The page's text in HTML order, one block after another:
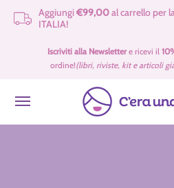
Passa al contenuto principale
Aggiungi€99,00al carrello per
ITALIA!
Idee Regalo 🎁
Offerte
Iscriviti alla Newslettere ricevi il
ordine!(libri, riviste, kit e articoli